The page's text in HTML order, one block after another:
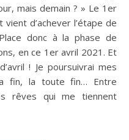
mais demain ? » Le 1er
d’achever l’étape de
donc à la phase de
en ce 1er avril 2021. Et
! Je poursuivrai mes
fin, la toute fin… Entre
rêves qui me tiennent